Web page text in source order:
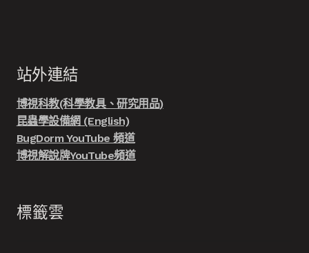
站外連結
博視科教(科學教具、研究用品)
昆蟲學設備網 (English)
BugDorm YouTube 頻道
博視解說牌YouTube頻道
標籤雲